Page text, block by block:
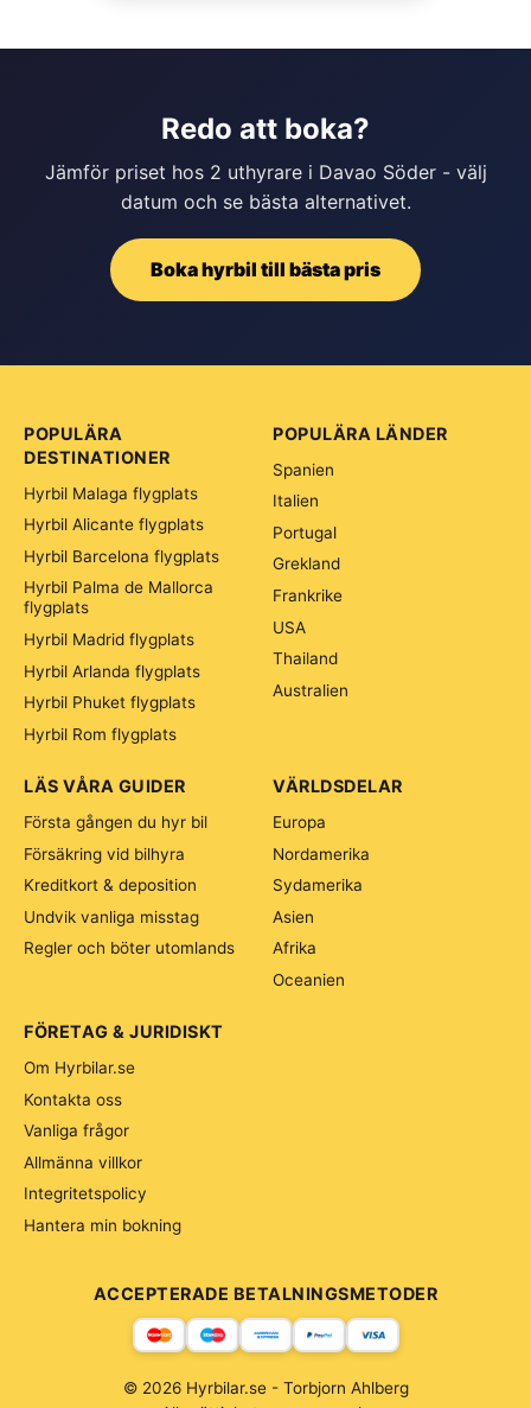
Redo att boka?
Jämför priset hos 2 uthyrare i Davao Söder - välj
datum och se bästa alternativet.
Boka hyrbil till bästa pris
POPULÄRA
DESTINATIONER
Hyrbil Malaga flygplats
Hyrbil Alicante flygplats
Hyrbil Barcelona flygplats
Hyrbil Palma de Mallorca
flygplats
Hyrbil Madrid flygplats
Hyrbil Arlanda flygplats
Hyrbil Phuket flygplats
Hyrbil Rom flygplats
POPULÄRA LÄNDER
Spanien
Italien
Portugal
Grekland
Frankrike
USA
Thailand
Australien
VÄRLDSDELAR
Europa
Nordamerika
Sydamerika
Asien
Afrika
Oceanien
LÄS VÅRA GUIDER
Första gången du hyr bil
Försäkring vid bilhyra
Kreditkort & deposition
Undvik vanliga misstag
Regler och böter utomlands
FÖRETAG & JURIDISKT
Om Hyrbilar.se
Kontakta oss
Vanliga frågor
Allmänna villkor
Integritetspolicy
Hantera min bokning
ACCEPTERADE BETALNINGSMETODER
© 2026 Hyrbilar.se - Torbjorn Ahlberg